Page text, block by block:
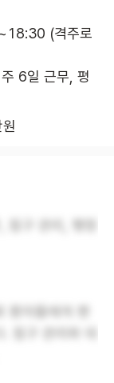
(격주로
6일 근무, 평